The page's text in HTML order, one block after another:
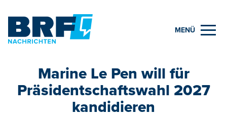
MENÜ
Marine Le Pen will für
Präsidentschaftswahl 2027
kandidieren